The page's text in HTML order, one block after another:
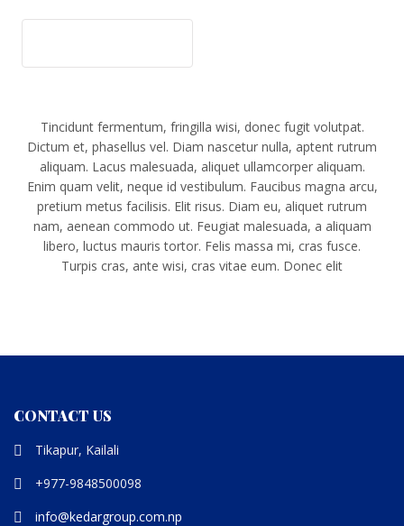
DOMESTIC WATER PURIFIER
Tincidunt fermentum, fringilla wisi, donec fugit volutpat.
Dictum et, phasellus vel. Diam nascetur nulla, aptent rutrum
aliquam. Lacus malesuada, aliquet ullamcorper aliquam.
Enim quam velit, neque id vestibulum. Faucibus magna arcu,
pretium metus facilisis. Elit risus. Diam eu, aliquet rutrum
nam, aenean commodo ut. Feugiat malesuada, a aliquam
libero, luctus mauris tortor. Felis massa mi, cras fusce.
Turpis cras, ante wisi, cras vitae eum. Donec elit
CONTACT US
Tikapur, Kailali
+977-9848500098
info@kedargroup.com.np